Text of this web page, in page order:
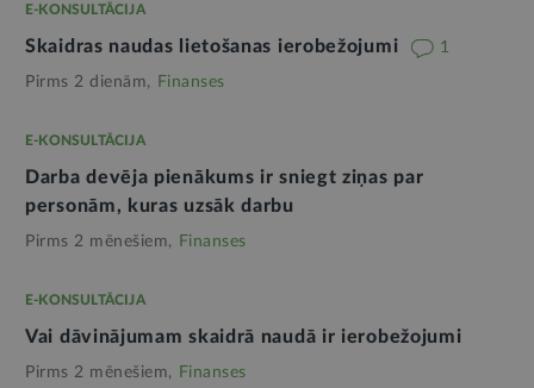
E-KONSULTĀCIJA
Skaidras naudas lietošanas ierobežojumi 1
Pirms 2 dienām, Finanses
E-KONSULTĀCIJA
Darba devēja pienākums ir sniegt ziņas par
personām, kuras uzsāk darbu
Pirms 2 mēnešiem, Finanses
E-KONSULTĀCIJA
Vai dāvinājumam skaidrā naudā ir ierobežojumi
Pirms 2 mēnešiem, Finanses